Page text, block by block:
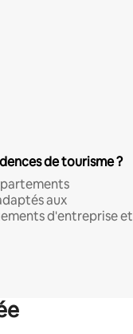
de tourisme ?
aux
d'entreprise et